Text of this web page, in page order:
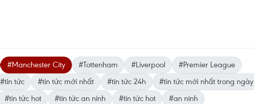
#Manchester City #Tottenham #Liverpool
#Premier League
#tin tức #tin tức mới nhất #tin tức 24h
#tin tức mới nhất trong ngày
#tin tức hot #tin tức an ninh #tin tức hot
#an ninh